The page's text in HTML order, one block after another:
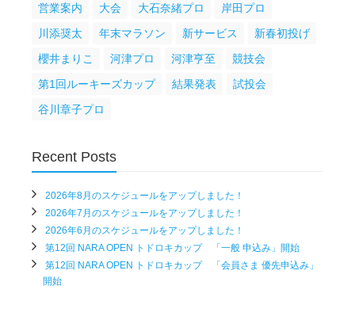
営業案内
大会 大石奈緒プロ
岸田プロ
川添奨太
年末マラソン 新サービス
新春初投げ
櫻井まりこ
河津プロ 河津亨至
競技会
第1回ルーキーズカップ
結果発表
試投会
谷川章子プロ
Recent Posts
2026年8月のスケジュールをアップしました！
2026年7月のスケジュールをアップしました！
2026年6月のスケジュールをアップしました！
第12回 NARA OPEN トドロキカップ 「一般 申込み」開始
第12回 NARA OPEN トドロキカップ 「会員さま 優先申込み」
開始